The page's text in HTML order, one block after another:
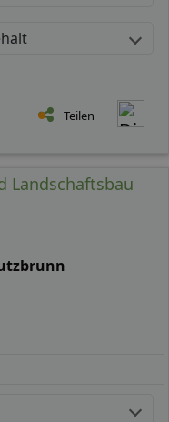
Teilen
Landschaftsbau